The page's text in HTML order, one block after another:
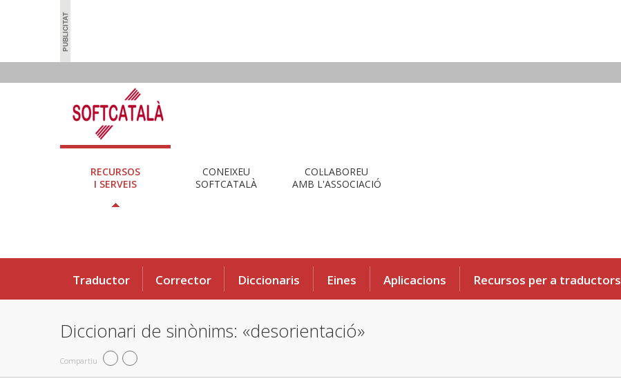
RECURSOS
I SERVEIS
CONEIXEU
SOFTCATALÀ
COL·LABOREU
AMB L'ASSOCIACIÓ
Traductor Corrector Diccionaris Eines Aplicacions Recursos per a traductors
Diccionari de sinònims: «desorientació»
Compartiu